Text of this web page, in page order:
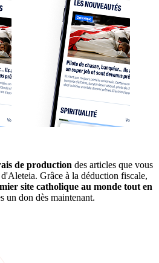
de production des articles que vous
Grâce à la déduction fiscale,
site catholique au monde tout en
un don dès maintenant.